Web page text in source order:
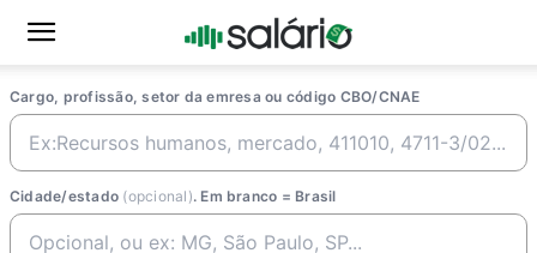
Cargo, profissão, setor da emresa ou código CBO/CNAE
Cidade/estado (opcional). Em branco = Brasil